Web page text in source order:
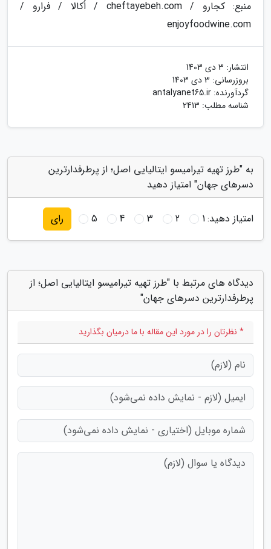
منبع: کجارو / cheftayebeh.com / اُکالا / فرارو /
enjoyfoodwine.com
انتشار: 3 دی 1403
بروزرسانی: 3 دی 1403
گردآورنده: antalyanet65.ir
شناسه مطلب: 2413
به "طرز تهیه تیرامیسو ایتالیایی اصل؛ از پرطرفدارترین
دسرهای جهان" امتیاز دهید
امتیاز دهید:1
2
3
4
5 رای
دیدگاه های مرتبط با "طرز تهیه تیرامیسو ایتالیایی اصل؛ از
پرطرفدارترین دسرهای جهان"
* نظرتان را در مورد این مقاله با ما درمیان بگذارید